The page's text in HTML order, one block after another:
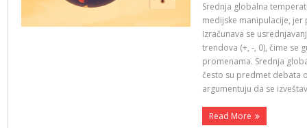
Srednja globalna
medijske manipulacije,
Izračunava se
trendova (+, -, 0), čime se
promenama. Srednja
često su predmet debata
argumentuju da se
Read More